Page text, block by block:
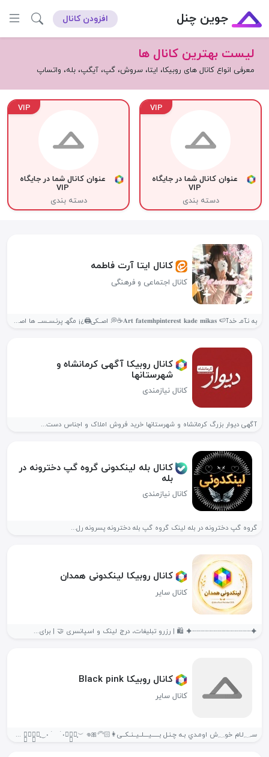
جوین چنل افزودن کانال
لیست بهترین کانال ها
معرفی انواع کانال های روبیکا، ایتا، سروش، گپ، آیگپ، بله، واتساپ
VIP
عنوان کانال شما در جایگاه
VIP
دسته بندی
VIP
عنوان کانال شما در جایگاه
VIP
دسته بندی
کانال ایتا آرت فاطمه
کانال اجتماعی و فرهنگی
به نـآمـ خدآ🍉 𝐀𝐫𝐭 𝐟𝐚𝐭𝐞𝐦𝐡𝐩𝐢𝐧𝐭𝐞𝐫𝐞𝐬𝐭‌ 𝐤𝐚𝐝𝐞 𝐦𝐢𝐤𝐚𝐬☕️💭 اصــکی🖨¿¡ مگهـ پرنـســســـ ها اصکی...
کانال روبیکا آگهی کرمانشاه و
شهرستانها
کانال نیازمندی
آگهی دیوار بزرگ کرمانشاه و شهرستانها خرید فروش املاک و اجناس دست...
کانال بله لینکدونی گروه گپ دخترونه در
بله
کانال نیازمندی
گروه گپ دخترونه در بله لینک گروه گپ بله دخترونه پسرونه رل...
کانال روبیکا لینکدونی همدان
کانال سایر
✦┈┈┈┈┈┈┈┈┈┈┈┈┈┈✦ 🛍 | رزرو تبلیغات، درج لینک و اسپانسری 🤝 | برای...
کانال روبیکا Black pink
کانال سایر
سـ؁لـام خو؁ش اومـدي بـه چـنـل بــــــیــــلــیــنــکــی👩🏻‍🦳🎀𖦹︎ ‌︶ִֶָ⏝︶ִֶָ⏝˖ ࣪ ࣪ ˖⏝ִֶָ︶⏝ִֶָ︶‌︶ֶָ ݷ᮫ׅᩘہ هـر...